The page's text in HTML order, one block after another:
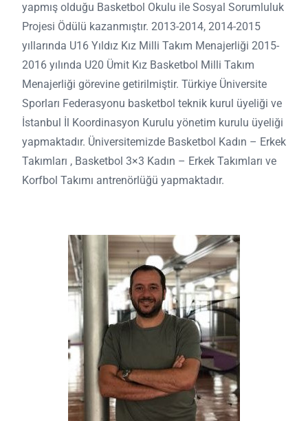
yapmış olduğu Basketbol Okulu ile Sosyal Sorumluluk
Projesi Ödülü kazanmıştır. 2013-2014, 2014-2015
yıllarında U16 Yıldız Kız Milli Takım Menajerliği 2015-
2016 yılında U20 Ümit Kız Basketbol Milli Takım
Menajerliği görevine getirilmiştir. Türkiye Üniversite
Sporları Federasyonu basketbol teknik kurul üyeliği ve
İstanbul İl Koordinasyon Kurulu yönetim kurulu üyeliği
yapmaktadır. Üniversitemizde Basketbol Kadın – Erkek
Takımları , Basketbol 3×3 Kadın – Erkek Takımları ve
Korfbol Takımı antrenörlüğü yapmaktadır.